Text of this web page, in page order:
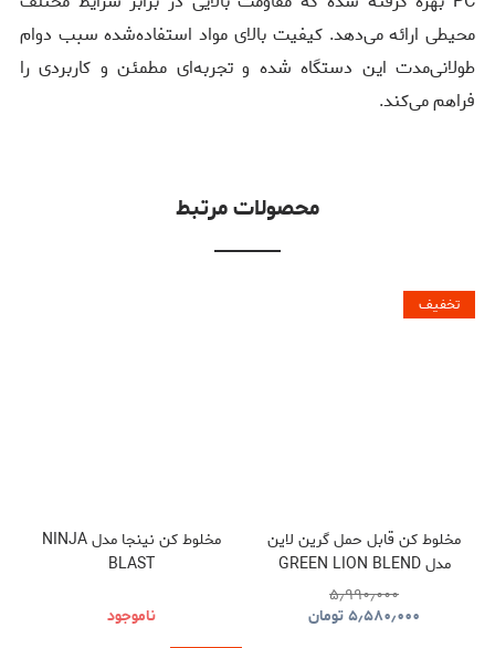
محیطی ارائه می‌دهد. کیفیت بالای مواد استفاده‌شده سبب دوام
طولانی‌مدت این دستگاه شده و تجربه‌ای مطمئن و کاربردی را
فراهم می‌کند.
محصولات مرتبط
تخفیف
مخلوط کن قابل حمل گرین لاین
مدل GREEN LION BLEND
MAX PORTABLE JUICER
GNBLNDMXPJWH
۵٫۹۹۰٫۰۰۰
۵٫۵۸۰٫۰۰۰تومان
مخلوط کن نینجا مدل NINJA
BLAST
ناموجود